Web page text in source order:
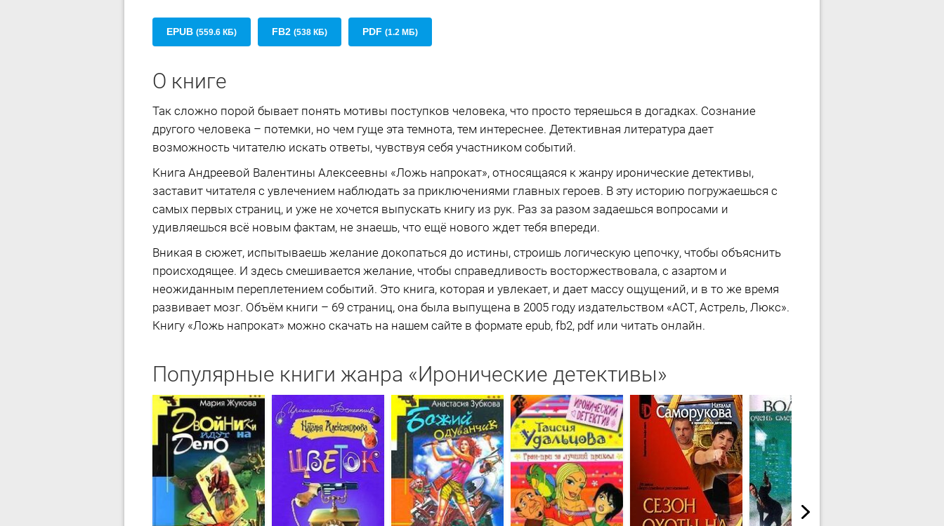
EPUB (559.6 КБ) FB2 (538 КБ) PDF (1.2 МБ)
О книге
Так сложно порой бывает понять мотивы поступков человека, что просто теряешься в догадках. Сознание
другого человека – потемки, но чем гуще эта темнота, тем интереснее. Детективная литература дает
возможность читателю искать ответы, чувствуя себя участником событий.
Книга Андреевой Валентины Алексеевны «Ложь напрокат», относящаяся к жанру иронические детективы,
заставит читателя с увлечением наблюдать за приключениями главных героев. В эту историю погружаешься с
самых первых страниц, и уже не хочется выпускать книгу из рук. Раз за разом задаешься вопросами и
удивляешься всё новым фактам, не знаешь, что ещё нового ждет тебя впереди.
Вникая в сюжет, испытываешь желание докопаться до истины, строишь логическую цепочку, чтобы объяснить
происходящее. И здесь смешивается желание, чтобы справедливость восторжествовала, с азартом и
неожиданным переплетением событий. Это книга, которая и увлекает, и дает массу ощущений, и в то же время
развивает мозг. Объём книги – 69 страниц, она была выпущена в 2005 году издательством «АСТ, Астрель, Люкс».
Книгу «Ложь напрокат» можно скачать на нашем сайте в формате epub, fb2, pdf или читать онлайн.
Популярные книги жанра «Иронические детективы»